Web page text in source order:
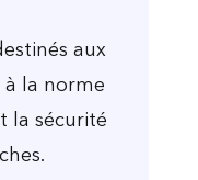
aux
la norme
la sécurité